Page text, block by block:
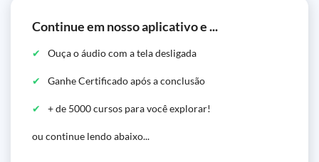
Continue em nosso aplicativo e ...
Ouça o áudio com a tela desligada
Ganhe Certificado após a conclusão
+ de 5000 cursos para você explorar!
ou continue lendo abaixo...